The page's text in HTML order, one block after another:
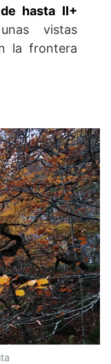
hasta II+
vistas
la frontera